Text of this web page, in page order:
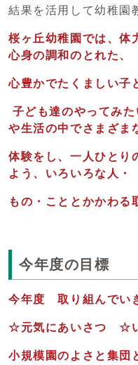
結果を活用して幼稚園
桜ヶ丘幼稚園では、体
心身の調和のとれた、
心豊かでたくましい子
子ども達のやってみ
や生活の中でさまざま
体験をし、一人ひとり
よう、いろいろな人・
もの・こととかかわる
今年度の目標
今年度 取り組んでい
☆元気にあいさつ ☆
小規模園のよさと集団